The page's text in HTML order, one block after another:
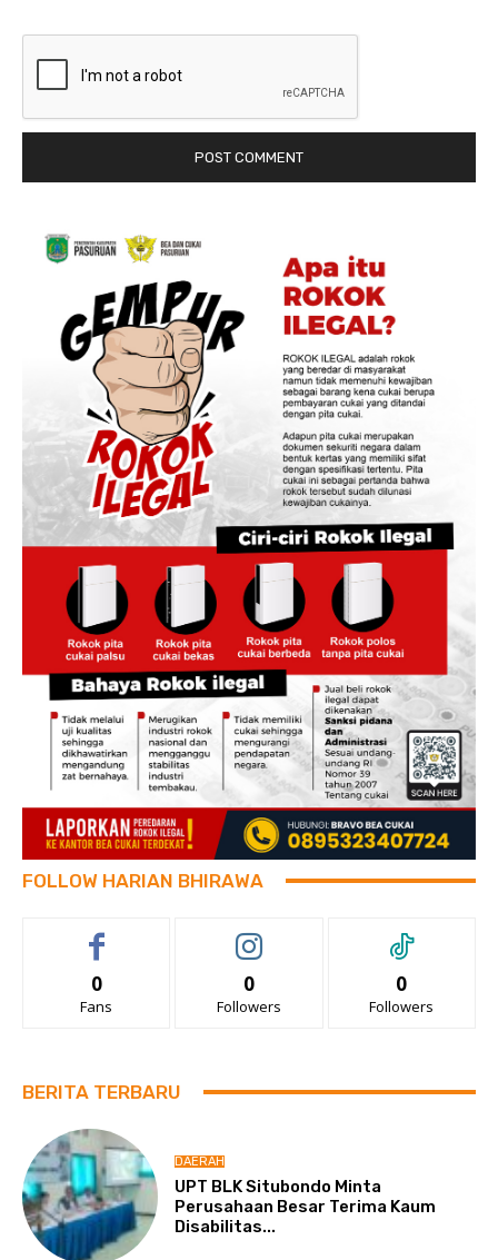
FOLLOW HARIAN BHIRAWA
0
Fans
0
Followers
0
Followers
BERITA TERBARU
DAERAH
UPT BLK Situbondo Minta
Perusahaan Besar Terima Kaum
Disabilitas...